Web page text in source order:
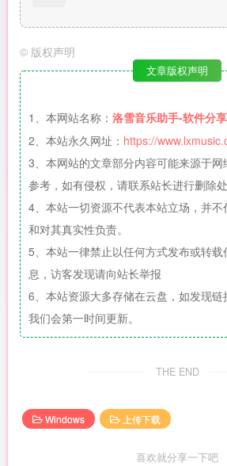
© 版权声明
文章版权声明
1、本网站名称： 洛雪音乐助手-软件分享
2、本站永久网址： https://
3、本网站的文章部分内容可能来源于
参考，如有侵权，请联系站长进行删除处
4、本站一切资源不代表本站立场，并
和对其真实性负责。
5、本站一律禁止以任何方式发布或转
息，访客发现请向站长举报
6、本站资源大多存储在云盘，如发现
我们会第一时间更新。
THE END
Windows 上传下载
喜欢就分享一下吧